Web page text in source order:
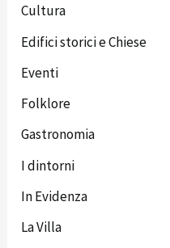
Cultura
Edifici storici e Chiese
Eventi
Folklore
Gastronomia
I dintorni
In Evidenza
La Villa